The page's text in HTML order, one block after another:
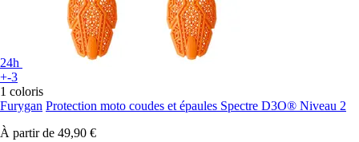
24h
+-3
1 coloris
Furygan Protection moto coudes et épaules Spectre D3O® Niveau 2
À partir de 49,90 €